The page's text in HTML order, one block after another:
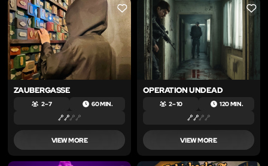
LIKE
ZAUBERGASSE
2 – 7 60 MIN.
VIEW MORE
LIKE
OPERATION UNDEAD
2 – 10 120 MIN.
VIEW MORE